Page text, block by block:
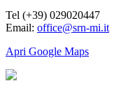
Tel (+39) 029020447
Email: office@srn-mi.it
Apri Google Maps